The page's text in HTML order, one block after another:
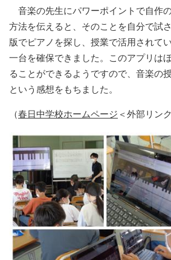
音楽の先生にパワーポイントで自作
方法を伝えると、そのことを自分で試
版でピアノを探し、授業で活用されて
一台を確保できました。このアプリは
ることができるようですので、音楽の
という感想をもちました。
（春日中学校ホームページ ＜外部リン